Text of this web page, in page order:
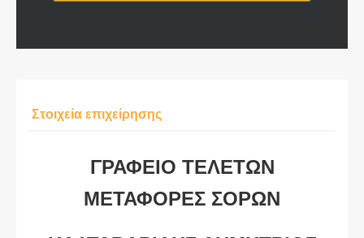
Στοιχεία επιχείρησης
ΓΡΑΦΕΙΟ ΤΕΛΕΤΩΝ
ΜΕΤΑΦΟΡΕΣ ΣΟΡΩΝ